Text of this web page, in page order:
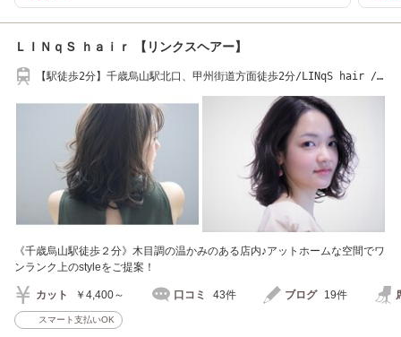
ＬＩＮｑＳ ｈａｉｒ 【リンクスヘアー】
【駅徒歩2分】千歳烏山駅北口、甲州街道方面徒歩2分/LINqS hair /
《千歳烏山駅徒歩２分》木目調の温かみのある店内♪アットホームな空間でワ
ンランク上のstyleをご提案！
カット ￥4,400～ 口コミ 43件 ブログ 19件
スマート支払いOK